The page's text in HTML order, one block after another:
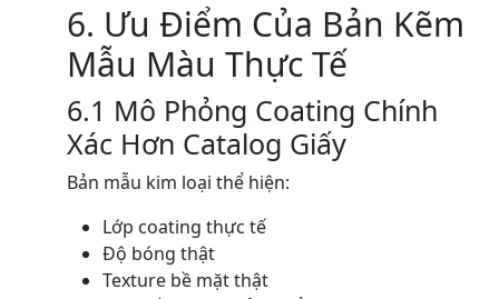
6. Ưu Điểm Của Bản Kẽm
Mẫu Màu Thực Tế
6.1 Mô Phỏng Coating Chính
Xác Hơn Catalog Giấy
Bản mẫu kim loại thể hiện:
Lớp coating thực tế
Độ bóng thật
Texture bề mặt thật